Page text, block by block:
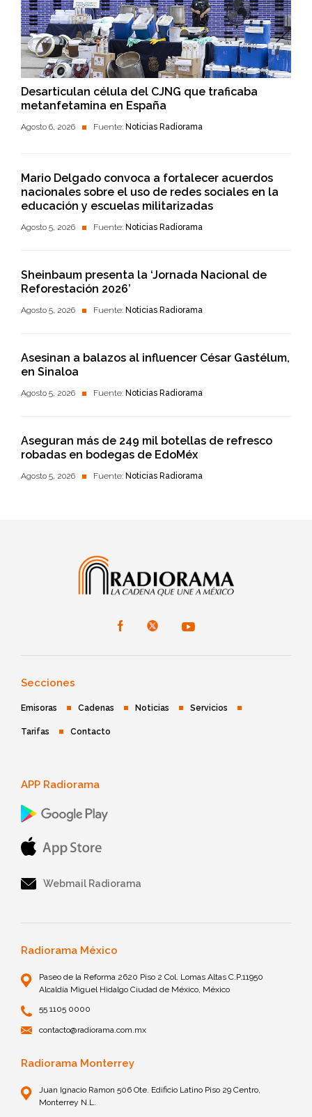
Desarticulan célula del CJNG que traficaba
metanfetamina en España
Agosto 6, 2026 Fuente: Noticias Radiorama
Mario Delgado convoca a fortalecer acuerdos
nacionales sobre el uso de redes sociales en la
educación y escuelas militarizadas
Agosto 5, 2026 Fuente: Noticias Radiorama
Sheinbaum presenta la ‘Jornada Nacional de
Reforestación 2026’
Agosto 5, 2026 Fuente: Noticias Radiorama
Asesinan a balazos al influencer César Gastélum,
en Sinaloa
Agosto 5, 2026 Fuente: Noticias Radiorama
Aseguran más de 249 mil botellas de refresco
robadas en bodegas de EdoMéx
Agosto 5, 2026 Fuente: Noticias Radiorama
Secciones
Emisoras Cadenas Noticias Servicios
Tarifas Contacto
APP Radiorama
Webmail Radiorama
Radiorama México
Paseo de la Reforma 2620 Piso 2 Col. Lomas Altas C.P.11950
Alcaldía Miguel Hidalgo Ciudad de México, México
55 1105 0000
contacto@radiorama.com.mx
Radiorama Monterrey
Juan Ignacio Ramon 506 Ote. Edificio Latino Piso 29 Centro,
Monterrey N.L.